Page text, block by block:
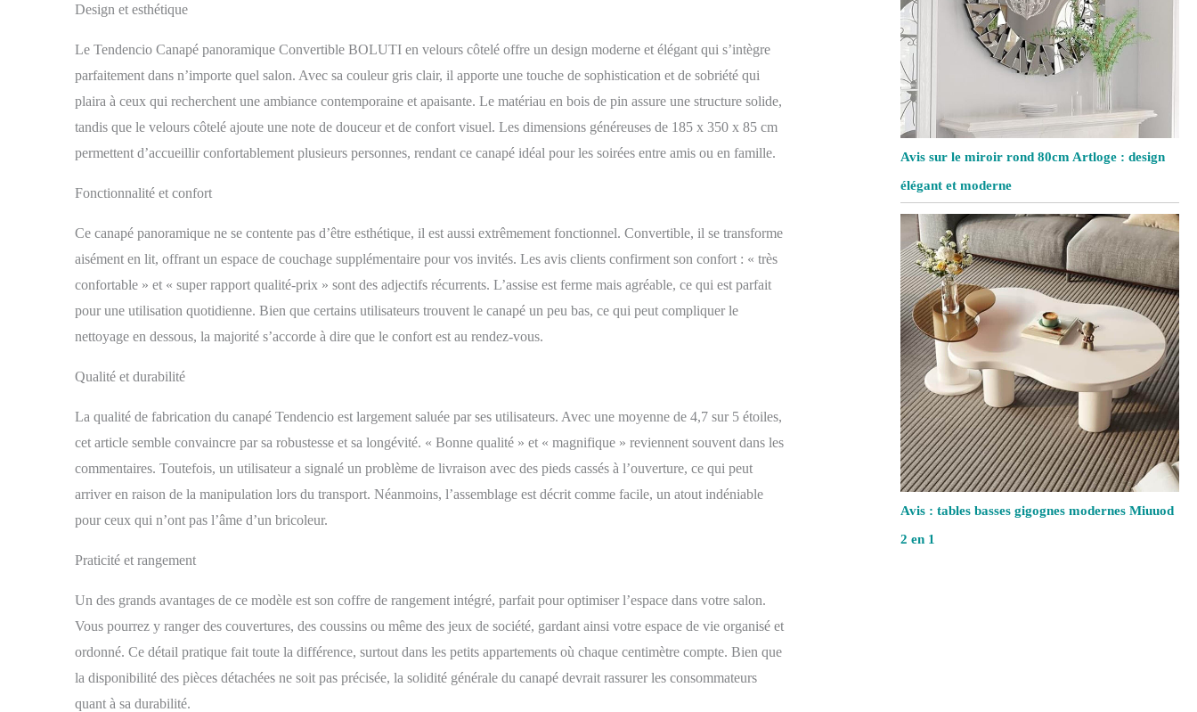
Design et esthétique
Le Tendencio Canapé panoramique Convertible BOLUTI en velours côtelé offre un design moderne et élégant qui s’intègre
parfaitement dans n’importe quel salon. Avec sa couleur gris clair, il apporte une touche de sophistication et de sobriété qui
plaira à ceux qui recherchent une ambiance contemporaine et apaisante. Le matériau en bois de pin assure une structure solide,
tandis que le velours côtelé ajoute une note de douceur et de confort visuel. Les dimensions généreuses de 185 x 350 x 85 cm
permettent d’accueillir confortablement plusieurs personnes, rendant ce canapé idéal pour les soirées entre amis ou en famille.
Fonctionnalité et confort
Ce canapé panoramique ne se contente pas d’être esthétique, il est aussi extrêmement fonctionnel. Convertible, il se transforme
aisément en lit, offrant un espace de couchage supplémentaire pour vos invités. Les avis clients confirment son confort : « très
confortable » et « super rapport qualité-prix » sont des adjectifs récurrents. L’assise est ferme mais agréable, ce qui est parfait
pour une utilisation quotidienne. Bien que certains utilisateurs trouvent le canapé un peu bas, ce qui peut compliquer le
nettoyage en dessous, la majorité s’accorde à dire que le confort est au rendez-vous.
Qualité et durabilité
La qualité de fabrication du canapé Tendencio est largement saluée par ses utilisateurs. Avec une moyenne de 4,7 sur 5 étoiles,
cet article semble convaincre par sa robustesse et sa longévité. « Bonne qualité » et « magnifique » reviennent souvent dans les
commentaires. Toutefois, un utilisateur a signalé un problème de livraison avec des pieds cassés à l’ouverture, ce qui peut
arriver en raison de la manipulation lors du transport. Néanmoins, l’assemblage est décrit comme facile, un atout indéniable
pour ceux qui n’ont pas l’âme d’un bricoleur.
Praticité et rangement
Un des grands avantages de ce modèle est son coffre de rangement intégré, parfait pour optimiser l’espace dans votre salon.
Vous pourrez y ranger des couvertures, des coussins ou même des jeux de société, gardant ainsi votre espace de vie organisé et
ordonné. Ce détail pratique fait toute la différence, surtout dans les petits appartements où chaque centimètre compte. Bien que
la disponibilité des pièces détachées ne soit pas précisée, la solidité générale du canapé devrait rassurer les consommateurs
quant à sa durabilité.
Avis sur le miroir rond 80cm Artloge : design
élégant et moderne
Avis : tables basses gigognes modernes Miuuod
2 en 1